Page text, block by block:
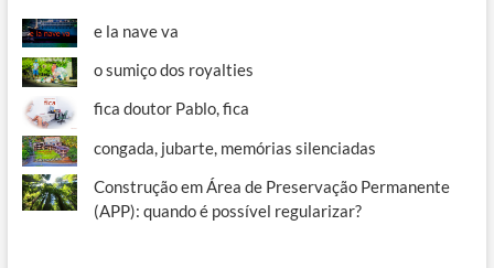
e la nave va
o sumiço dos royalties
fica doutor Pablo, fica
congada, jubarte, memórias silenciadas
Construção em Área de Preservação Permanente
(APP): quando é possível regularizar?